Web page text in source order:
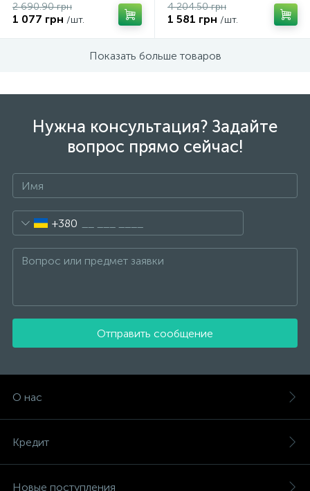
2 690.90 грн
1 077 грн /шт.
4 204.50 грн
1 581 грн /шт.
Показать больше товаров
Нужна консультация? Задайте
вопрос прямо сейчас!
+380
Отправить сообщение
О нас
Кредит
Новые поступления